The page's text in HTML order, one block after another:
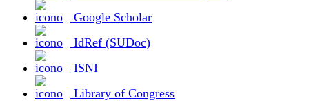
Google Scholar
IdRef (SUDoc)
ISNI
Library of Congress